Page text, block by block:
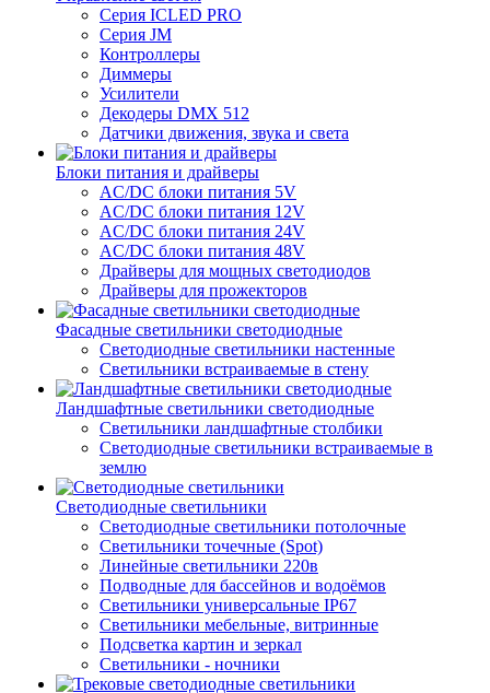
Серия ICLED PRO
Серия JM
Контроллеры
Диммеры
Усилители
Декодеры DMX 512
Датчики движения, звука и света
Блоки питания и драйверы
AC/DC блоки питания 5V
AC/DC блоки питания 12V
AC/DC блоки питания 24V
AC/DC блоки питания 48V
Драйверы для мощных светодиодов
Драйверы для прожекторов
Фасадные светильники светодиодные
Светодиодные светильники настенные
Светильники встраиваемые в стену
Ландшафтные светильники светодиодные
Светильники ландшафтные столбики
Светодиодные светильники встраиваемые в
землю
Светодиодные светильники
Светодиодные светильники потолочные
Светильники точечные (Spot)
Линейные светильники 220в
Подводные для бассейнов и водоёмов
Светильники универсальные IP67
Светильники мебельные, витринные
Подсветка картин и зеркал
Светильники - ночники